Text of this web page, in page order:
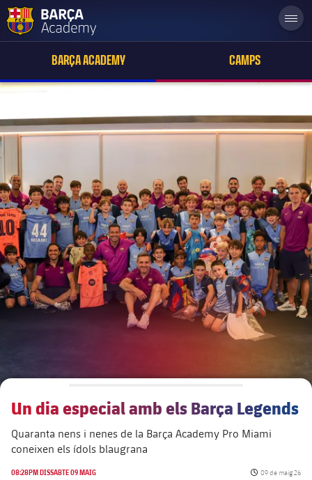
label.aria.academylogo
BARÇA ACADEMY CAMPS
Un dia especial amb els Barça Legends
Quaranta nens i nenes de la Barça Academy Pro Miami
coneixen els ídols blaugrana
08:28PM DISSABTE 09 MAIG Data de
09 de maig 26